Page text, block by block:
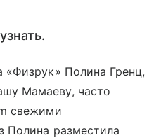
«Физрук» Полина Гренц,
Мамаеву, часто
свежими
Полина разместила